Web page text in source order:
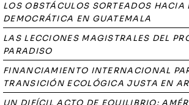
LOS OBSTÁCULOS SORTEADOS
DEMOCRÁTICA EN GUATEMALA
LAS LECCIONES MAGISTRALES DEL
PARADISO
FINANCIAMIENTO INTERNACIONAL
TRANSICIÓN ECOLÓGICA JUSTA EN
UN DIFÍCIL ACTO DE EQUILIBRIO: